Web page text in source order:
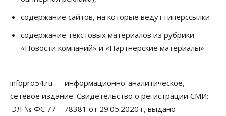
Общество Право&Порядок
заключили под стражу
07 Августа 2026, 10:15
Новосибирской области, но режима ЧС не будет
07 Августа 2026, 10:00
содержание сайтов, на которые ведут гиперссылки
содержание текстовых материалов из рубрики
«Новости компаний» и «Партнерские материалы»
infopro54.ru — информационно-аналитическое,
сетевое издание. Свидетельство о регистрации СМИ:
ЭЛ № ФС 77 – 78381 от 29.05.2020 г, выдано